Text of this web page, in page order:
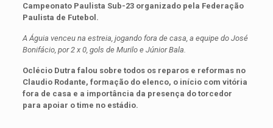
Campeonato Paulista Sub-23 organizado pela Federação
Paulista de Futebol.
A Águia venceu na estreia, jogando fora de casa, a equipe do José
Bonifácio, por 2 x 0, gols de Murilo e Júnior Bala.
Oclécio Dutra falou sobre todos os reparos e reformas no
Claudio Rodante, formação do elenco, o início com vitória
fora de casa e a importância da presença do torcedor
para apoiar o time no estádio.